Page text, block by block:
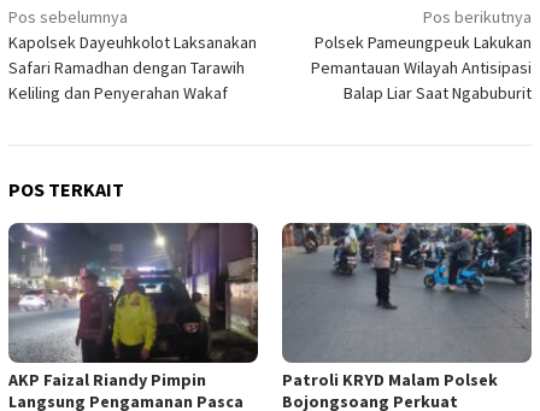
Navigasi
pos
Pos sebelumnya
Kapolsek Dayeuhkolot Laksanakan
Safari Ramadhan dengan Tarawih
Keliling dan Penyerahan Wakaf
Pos berikutnya
Polsek Pameungpeuk Lakukan
Pemantauan Wilayah Antisipasi
Balap Liar Saat Ngabuburit
POS TERKAIT
AKP Faizal Riandy Pimpin
Langsung Pengamanan Pasca
Patroli KRYD Malam Polsek
Bojongsoang Perkuat